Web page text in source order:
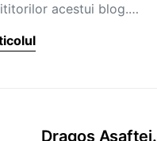
acestui blog.…
Dragoș Asaftei.